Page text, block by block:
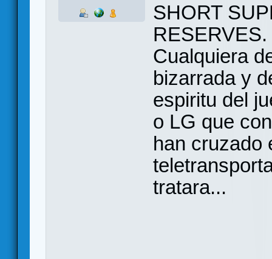
SHORT
RESERVES.
Cualquiera
bizarrada y
espiritu del
o LG que
han cruzado
tratara...